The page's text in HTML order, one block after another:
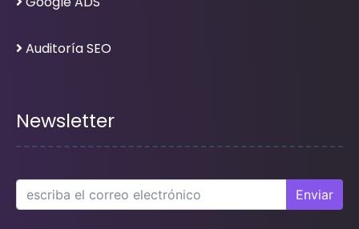
Auditoría SEO
Newsletter
Enviar